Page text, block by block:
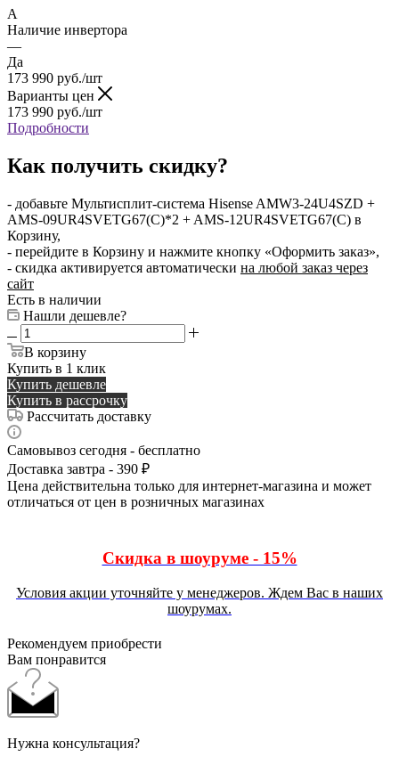
A
Наличие инвертора
—
Да
173 990 руб./шт
Варианты цен
173 990 руб./шт
Подробности
Как получить скидку?
- добавьте Мультисплит-система Hisense AMW3-24U4SZD +
AMS-09UR4SVETG67(C)*2 + AMS-12UR4SVETG67(C) в
Корзину,
- перейдите в Корзину и нажмите кнопку «Оформить заказ»,
- скидка активируется автоматически на любой заказ через
сайт
Есть в наличии
Нашли дешевле?
В корзину
Купить в 1 клик
Купить дешевле
Купить в рассрочку
Рассчитать доставку
Самовывоз сегодня - бесплатно
Доставка завтра - 390 ₽
Цена действительна только для интернет-магазина и может
отличаться от цен в розничных магазинах
Скидка в шоуруме - 15%
Условия акции уточняйте у менеджеров. Ждем Вас в наших
шоурумах.
Рекомендуем приобрести
Вам понравится
Нужна консультация?